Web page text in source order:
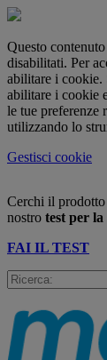
Questo
disabilitati. Per
abilitare i cookie.
abilitare i cookie
le tue preferenze
utilizzando lo
Gestisci cookie
Cerchi il prodotto
nostro test per la
FAI IL TEST